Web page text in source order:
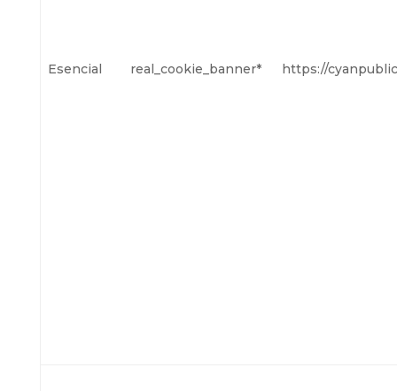
Esencial real_cookie_banner* https://